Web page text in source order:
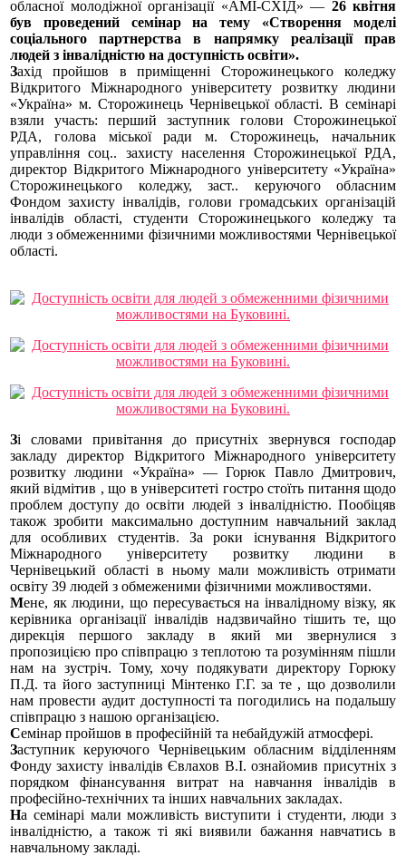
обласної молодіжної організації «АМІ-СХІД» — 26 квітня
був проведений семінар на тему «Створення моделі
соціального партнерства в напрямку реалізації прав
людей з інвалідністю на доступність освіти».
Захід пройшов в приміщенніСторожинецького коледжу
Відкритого Міжнародного університету розвитку людини
«Україна» м. Сторожинець Чернівецької області. В семінарі
взяли участь: перший заступник голови Сторожинецької
РДА, голова міської ради м. Сторожинець, начальник
управління соц.. захисту населення Сторожинецької РДА,
директор Відкритого Міжнародного університету «Україна»
Сторожинецького коледжу, заст.. керуючого обласним
Фондом захисту інвалідів, голови громадських організацій
інвалідів області, студенти Сторожинецького коледжу та
люди з обмеженними фізичними можливостями Чернівецької
області.
Зі словами привітання до присутніх звернувся господар
закладу директор Відкритого Міжнародного університету
розвитку людини «Україна» — Горюк Павло Дмитрович,
який відмітив , що в університеті гостро стоїть питання щодо
проблем доступу до освіти людей з інвалідністю. Пообіцяв
також зробити максимально доступним навчальний заклад
для особливих студентів. За роки існування Відкритого
Міжнародного університету розвитку людини в
Чернівецький області в ньому мали можливість отримати
освіту 39 людей з обмеженими фізичними можливостями.
Мене, як людини, що пересувається на інвалідному візку, як
керівника організації інвалідів надзвичайно тішить те, що
дирекція першого закладу в який ми звернулися з
пропозицією про співпрацю з теплотою та розумінням пішли
нам на зустріч. Тому, хочу подякувати директору Горюку
П.Д. та його заступниці Мінтенко Г.Г. за те , що дозволили
нам провести аудит доступності та погодились на подальшу
співпрацю з нашою організацією.
Семінар пройшов в професійній та небайдужій атмосфері.
Заступник керуючого Чернівецьким обласним відділенням
Фонду захисту інвалідів Євлахов В.І. ознайомив присутніх з
порядком фінансування витрат на навчання інвалідів в
професійно-технічних та інших навчальних закладах.
На семінарі мали можливість виступити і студенти, люди з
інвалідністю, а також ті які виявили бажання навчатись в
навчальному закладі.